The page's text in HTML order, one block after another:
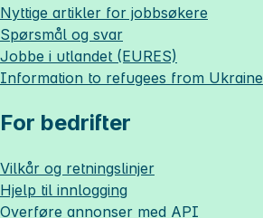
Nyttige artikler for jobbsøkere
Spørsmål og svar
Jobbe i utlandet (EURES)
Information to refugees from Ukraine
For bedrifter
Vilkår og retningslinjer
Hjelp til innlogging
Overføre annonser med API